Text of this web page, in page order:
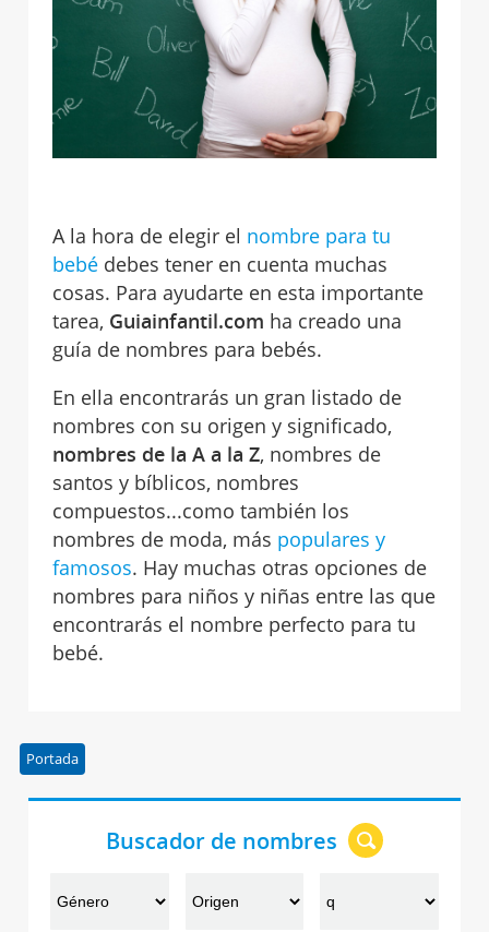
A la hora de elegir el nombre para tu
bebé debes tener en cuenta muchas
cosas. Para ayudarte en esta importante
tarea, Guiainfantil.com ha creado una
guía de nombres para bebés.
En ella encontrarás un gran listado de
nombres con su origen y significado,
nombres de la A a la Z, nombres de
santos y bíblicos, nombres
compuestos...como también los
nombres de moda, más populares y
famosos. Hay muchas otras opciones de
nombres para niños y niñas entre las que
encontrarás el nombre perfecto para tu
bebé.
Portada
Buscador de nombres